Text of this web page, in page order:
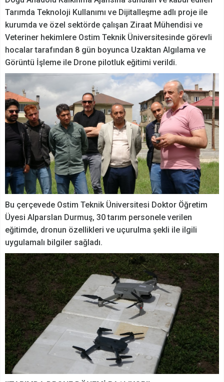
Tarımda Teknoloji Kullanımı ve Dijitalleşme adlı proje ile
kurumda ve özel sektörde çalışan Ziraat Mühendisi ve
Veteriner hekimlere Ostim Teknik Üniversitesinde görevli
hocalar tarafından 8 gün boyunca Uzaktan Algılama ve
Görüntü İşleme ile Drone pilotluk eğitimi verildi.
Bu çerçevede Ostim Teknik Üniversitesi Doktor Öğretim
Üyesi Alparslan Durmuş, 30 tarım personele verilen
eğitimde, dronun özellikleri ve uçurulma şekli ile ilgili
uygulamalı bilgiler sağladı.